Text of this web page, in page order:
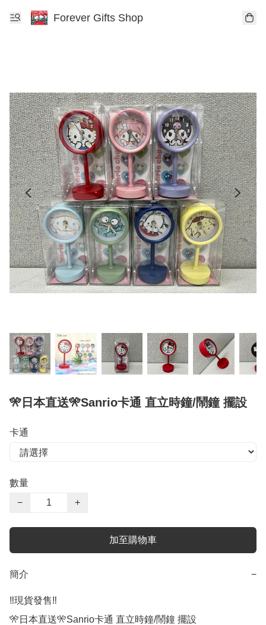
Forever Gifts Shop
🎌日本直送🎌Sanrio卡通 直立時鐘/鬧鐘 擺設
卡通
數量
−
+
加至購物車
簡介 −
‼️現貨發售‼️
🎌日本直送🎌Sanrio卡通 直立時鐘/鬧鐘 擺設